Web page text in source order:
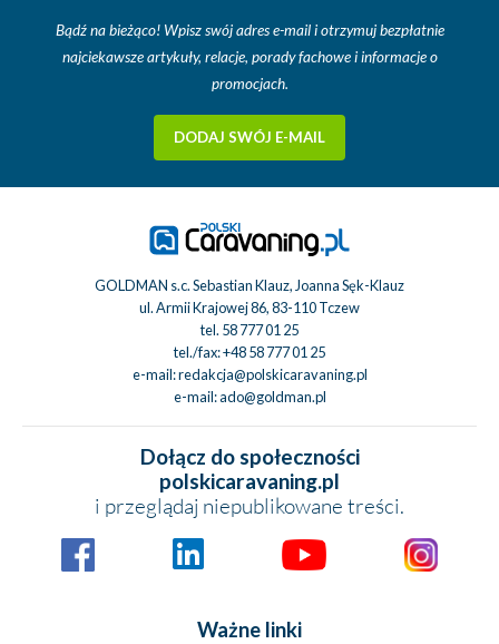
Bądź na bieżąco! Wpisz swój adres e-mail i otrzymuj bezpłatnie
najciekawsze artykuły, relacje, porady fachowe i informacje o
promocjach.
DODAJ SWÓJ E-MAIL
GOLDMAN s.c. Sebastian Klauz, Joanna Sęk-Klauz
ul. Armii Krajowej 86, 83-110 Tczew
tel. 58 777 01 25
tel./fax:+48 58 777 01 25
e-mail:redakcja@polskicaravaning.pl
e-mail:ado@goldman.pl
Dołącz do społeczności
polskicaravaning.pl
i przeglądaj niepublikowane treści.
Ważne linki